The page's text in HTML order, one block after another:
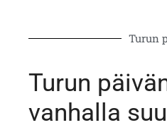
Turun
Turun
vanhalla